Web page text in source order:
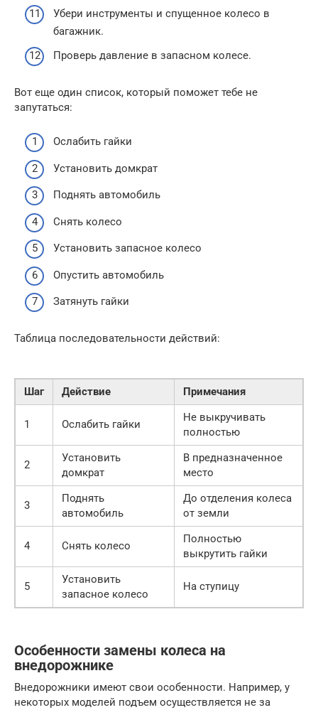
Убери инструменты и спущенное колесо в
багажник.
Проверь давление в запасном колесе.
Вот еще один список, который поможет тебе не
запутаться:
Ослабить гайки
Установить домкрат
Поднять автомобиль
Снять колесо
Установить запасное колесо
Опустить автомобиль
Затянуть гайки
Таблица последовательности действий:
Шаг Действие Примечания
1 Ослабить гайки
Не выкручивать
полностью
2
Установить
домкрат
В предназначенное
место
3
Поднять
автомобиль
До отделения колеса
от земли
4 Снять колесо
Полностью
выкрутить гайки
5
Установить
запасное колесо
На ступицу
Особенности замены колеса на
внедорожнике
Внедорожники имеют свои особенности. Например, у
некоторых моделей подъем осуществляется не за